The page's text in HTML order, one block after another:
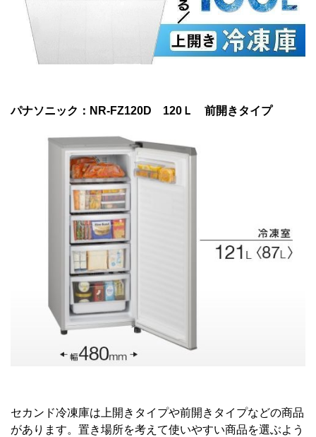
パナソニック：NR-FZ120D 120Ｌ 前開きタイプ
セカンド冷凍庫は上開きタイプや前開きタイプなどの商品
があります。置き場所を考えて使いやすい商品を選ぶよう